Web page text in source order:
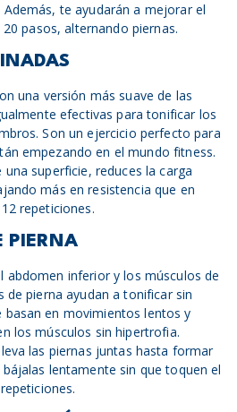
te ayudarán a mejorar el
pasos, alternando piernas.
una versión más suave de las
efectivas para tonificar los
Son un ejercicio perfecto para
empezando en el mundo fitness.
superficie, reduces la carga
más en resistencia que en
repeticiones.
PIERNA
abdomen inferior y los músculos de
de pierna ayudan a tonificar sin
basan en movimientos lentos y
los músculos sin hipertrofia.
las piernas juntas hasta formar
lentamente sin que toquen el